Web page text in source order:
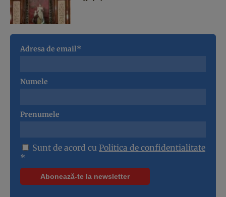
Adresa de email*
Numele
Prenumele
Sunt de acord cu Politica de confidentialitate
*